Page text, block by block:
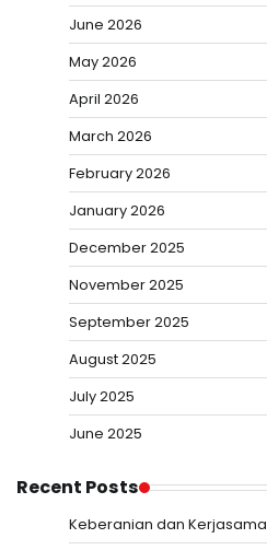
June 2026
May 2026
April 2026
March 2026
February 2026
January 2026
December 2025
November 2025
September 2025
August 2025
July 2025
June 2025
Recent Posts
Keberanian dan Kerjasama